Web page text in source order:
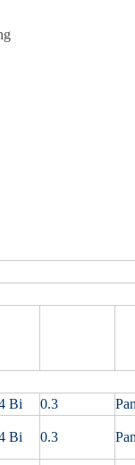
Bi 0.3
Bi 0.3